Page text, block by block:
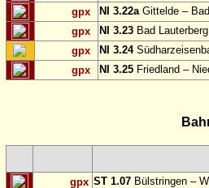
gpx
NI 3.22aGittelde –
gpx
NI 3.23 Bad
gpx
NI 3.24
gpx
NI 3.25 Friedland –
gpx ST 1.07 Bülstringen –